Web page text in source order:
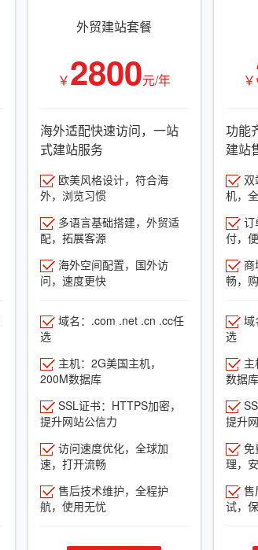
外贸建站套餐
￥2800元/年
海外适配快速访问，一站
式建站服务
欧美风格设计，符合海
外，浏览习惯
多语言基础搭建，外贸适
配，拓展客源
海外空间配置，国外访
问，速度更快
域名：.com .net .cn .cc任
选
主机：2G美国主机，
200M数据库
SSL证书：HTTPS加密，
提升网站公信力
访问速度优化，全球加
速，打开流畅
售后技术维护，全程护
航，使用无忧
￥
功能
建站
双
机，
订
付，
商
畅，
域
选
主
数据库
提升
免
理，
售
试，